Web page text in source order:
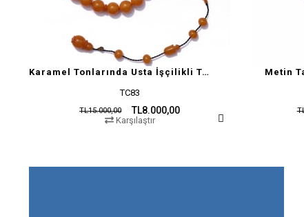
Karamel Tonlarında Usta İşçilikli Tesbih
TC83
TL8.000,00
TL15.000,00
Karşılaştır
Metin